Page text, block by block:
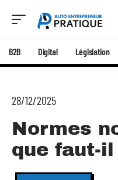
B2B Digital Législation
28/12/2025
Normes
que faut-